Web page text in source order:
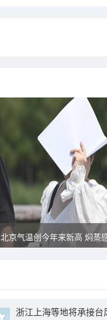
北京气温创今年来新高 焖蒸
浙江上海等地将承接台